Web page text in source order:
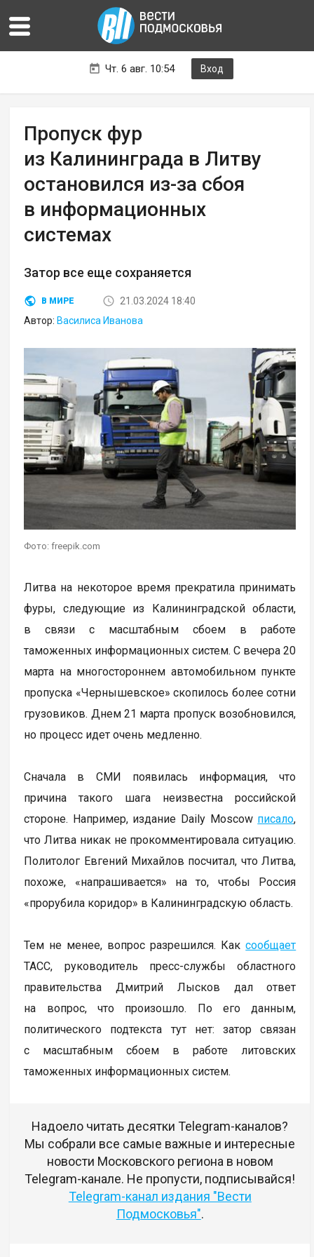
Чт. 6 авг. 10:54 Вход
Пропуск фур
из Калининграда в Литву
остановился из-за сбоя
в информационных
системах
Затор все еще сохраняется
В МИРЕ
21.03.2024 18:40
Автор: Василиса Иванова
Фото: freepik.com
Литва на некоторое время прекратила принимать
фуры, следующие из Калининградской области,
в связи с масштабным сбоем в работе
таможенных информационных систем. С вечера 20
марта на многостороннем автомобильном пункте
пропуска «Чернышевское» скопилось более сотни
грузовиков. Днем 21 марта пропуск возобновился,
но процесс идет очень медленно.
Сначала в СМИ появилась информация, что
причина такого шага неизвестна российской
стороне. Например, издание Daily Moscow писало,
что Литва никак не прокомментировала ситуацию.
Политолог Евгений Михайлов посчитал, что Литва,
похоже, «напрашивается» на то, чтобы Россия
«прорубила коридор» в Калининградскую область.
Тем не менее, вопрос разрешился. Каксообщает
ТАСС, руководитель пресс-службы областного
правительства Дмитрий Лысков дал ответ
на вопрос, что произошло. По его данным,
политического подтекста тут нет: затор связан
с масштабным сбоем в работе литовских
таможенных информационных систем.
Надоело читать десятки Telegram-каналов?
Мы собрали все самые важные и интересные
новости Московского региона в новом
Telegram-канале. Не пропусти, подписывайся!
Telegram-канал издания "Вести
Подмосковья".